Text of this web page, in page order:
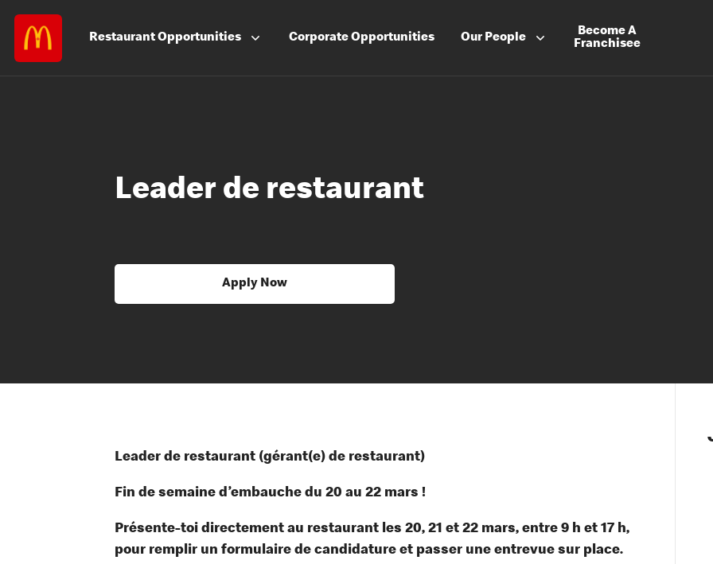
RestaurantOpportunities CorporateOpportunities Our People
Become A
Franchisee
Leader de restaurant
Apply Now
Leader de restaurant (gérant(e) de restaurant)
Fin de semaine d’embauche du 20 au 22 mars !
Présente-toi directement au restaurant les 20, 21 et 22 mars, entre 9 h et 17 h,
pour remplir un formulaire de candidature et passer une entrevue sur place.